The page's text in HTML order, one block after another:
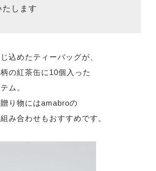
たします
込めたティーバッグが、
の紅茶缶に10個入った
ム。
り物にはamabroの
み合わせもおすすめです。